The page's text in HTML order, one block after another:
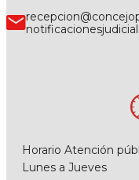
Horario Atención
Lunes a Jueves